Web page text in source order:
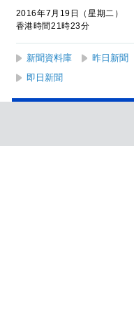
2016年7月19日（星期二）
香港時間21時23分
新聞資料庫
昨日新聞
即日新聞